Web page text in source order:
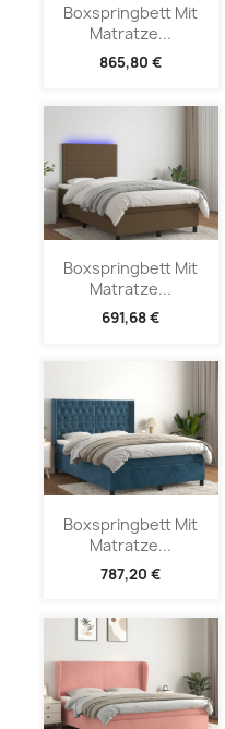
Boxspringbett Mit
Matratze...
865,80 €
Boxspringbett Mit
Matratze...
691,68 €
Boxspringbett Mit
Matratze...
787,20 €